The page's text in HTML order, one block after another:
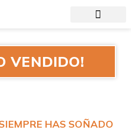
VENDIDO!
HAS SOÑADO